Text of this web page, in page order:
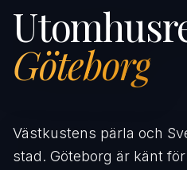
Göteborg
Västkustens pärla och
stad. Göteborg är känt